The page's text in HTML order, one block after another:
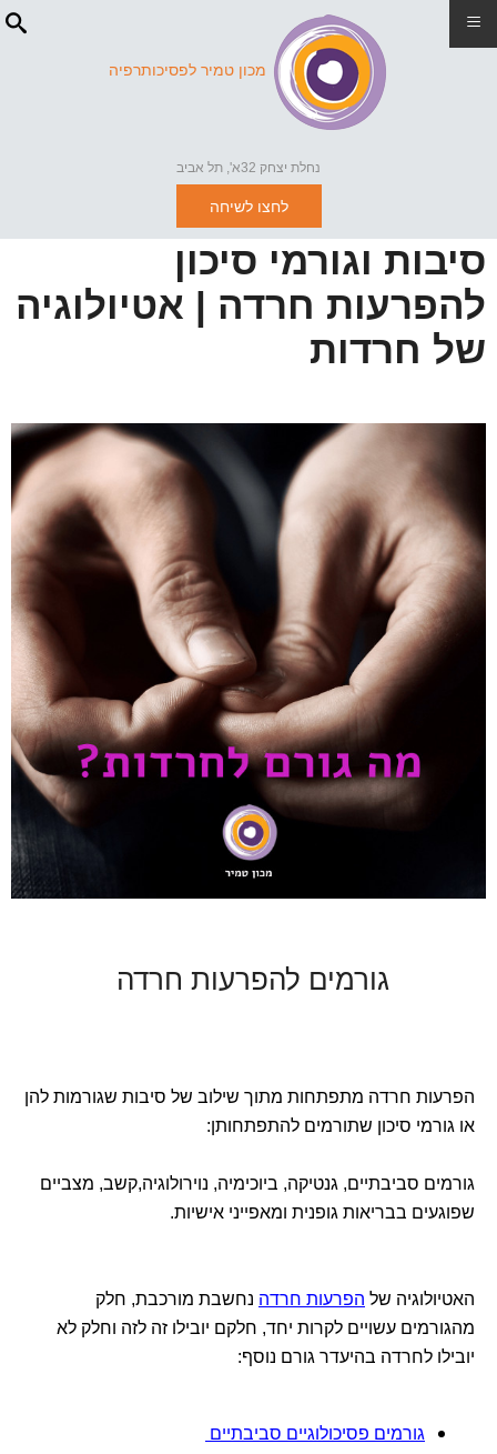
מכון טמיר לפסיכותרפיה
נחלת יצחק 32א', תל אביב
לחצו לשיחה
סיבות וגורמי סיכון
להפרעות חרדה | אטיולוגיה
של חרדות
גורמים להפרעות חרדה
הפרעות חרדה מתפתחות מתוך שילוב של סיבות שגורמות להן
או גורמי סיכון שתורמים להתפתחותן:
גורמים סביבתיים, גנטיקה, ביוכימיה, נוירולוגיה,קשב, מצביים
שפוגעים בבריאות גופנית ומאפייני אישיות.
האטיולוגיה של הפרעות חרדה נחשבת מורכבת, חלק
מהגורמים עשויים לקרות יחד, חלקם יובילו זה לזה וחלק לא
יובילו לחרדה בהיעדר גורם נוסף:
גורמים פסיכולוגיים סביבתיים
≡